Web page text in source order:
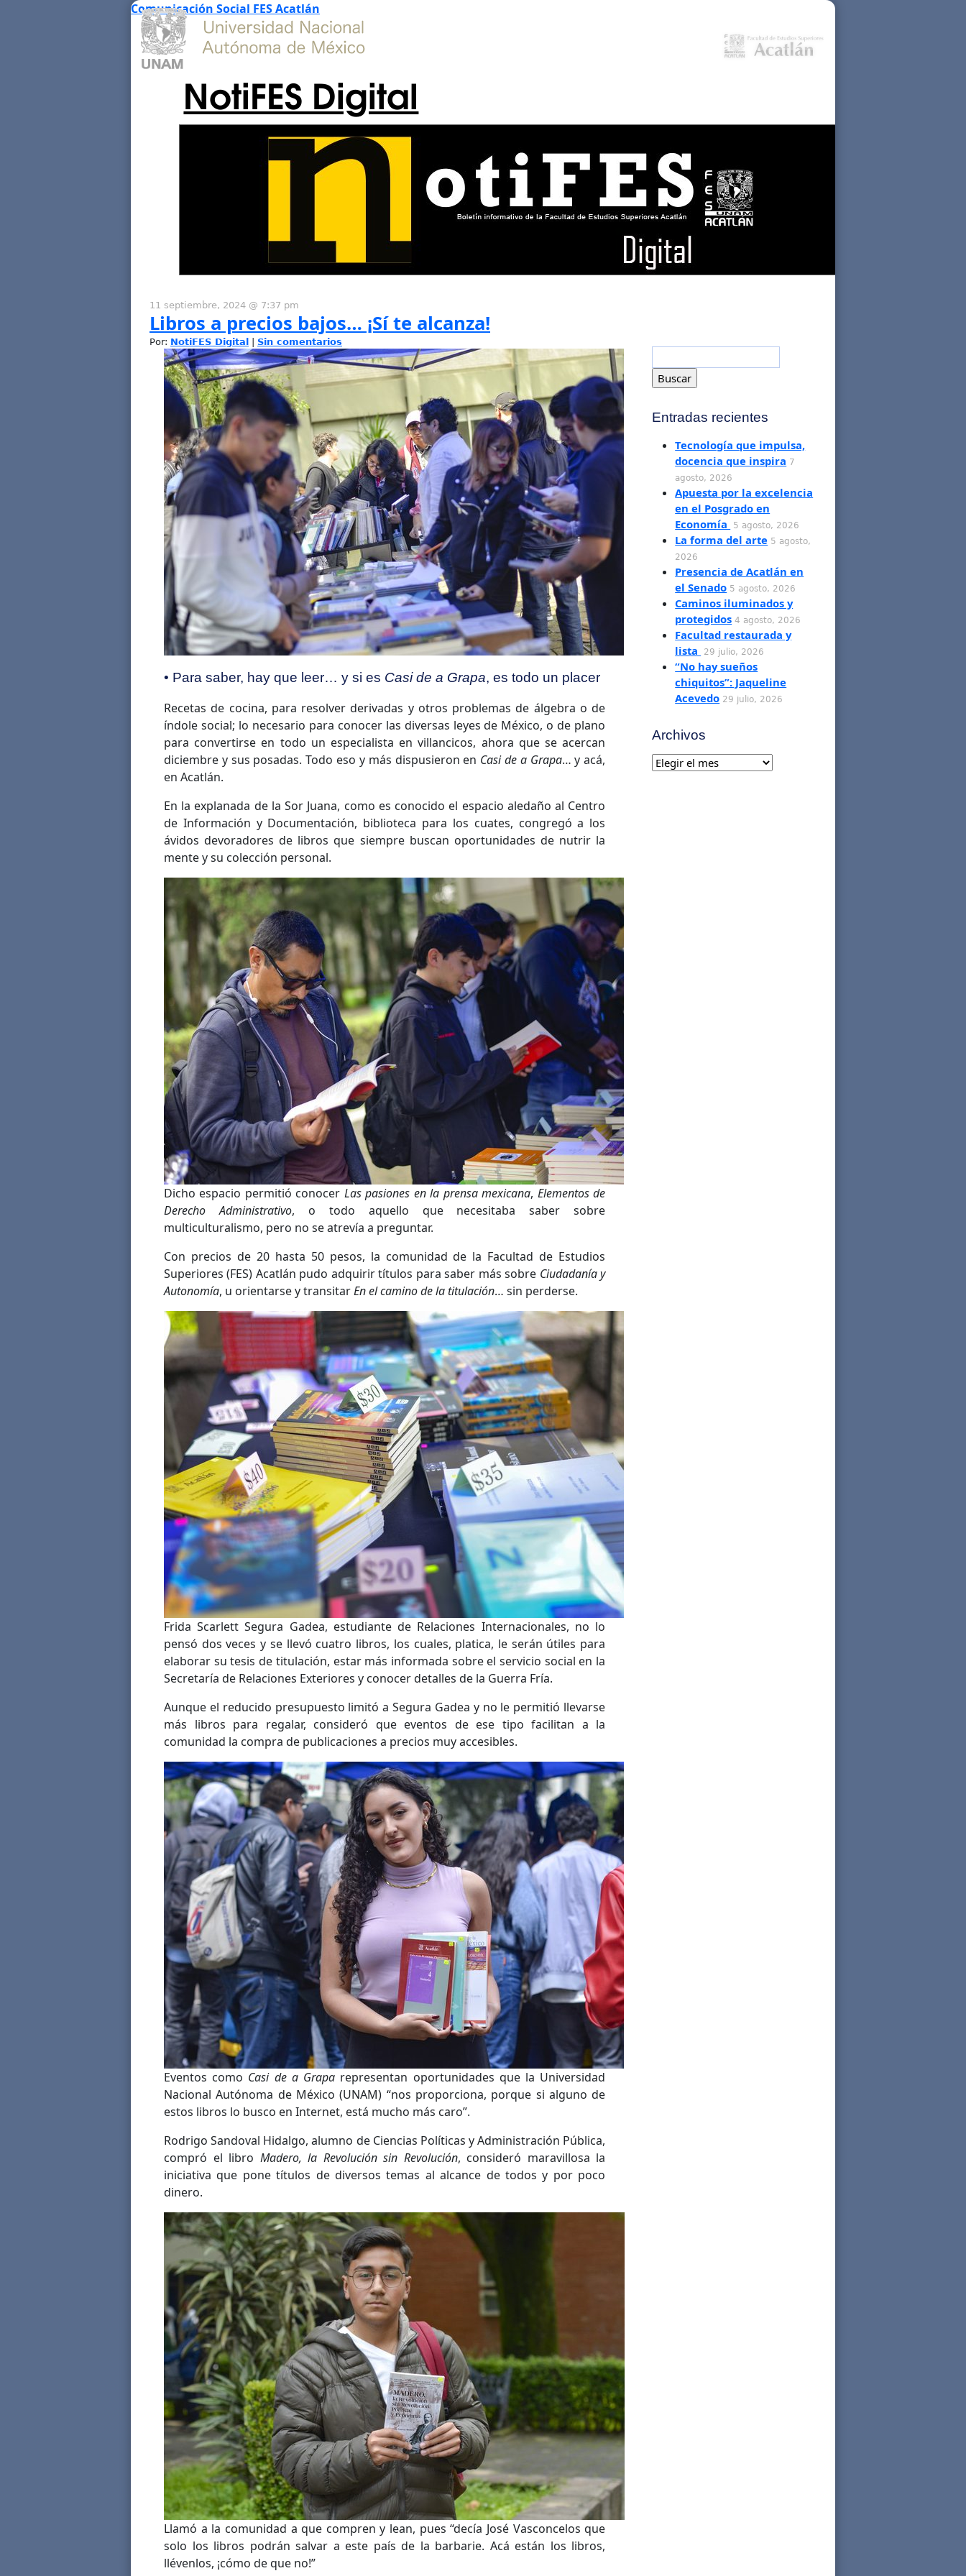
Comunicación Social FES Acatlán
NotiFES Digital
11 septiembre, 2024 @ 7:37 pm
Libros a precios bajos… ¡Sí te alcanza!
Por: NotiFES Digital Sin comentarios
• Para saber, hay que leer… y si es Casi de a Grapa, es todo un placer
Recetas de cocina, para resolver derivadas y otros problemas de álgebra o de
índole social; lo necesario para conocer las diversas leyes de México, o de plano
para convertirse en todo un especialista en villancicos, ahora que se acercan
diciembre y sus posadas. Todo eso y más dispusieron en Casi de a Grapa… y acá,
en Acatlán.
En la explanada de la Sor Juana, como es conocido el espacio aledaño al Centro
de Información y Documentación, biblioteca para los cuates, congregó a los
ávidos devoradores de libros que siempre buscan oportunidades de nutrir la
mente y su colección personal.
Dicho espacio permitió conocer Las pasiones en la prensa mexicana, Elementos de
Derecho Administrativo, o todo aquello que necesitaba saber sobre
multiculturalismo, pero no se atrevía a preguntar.
Con precios de 20 hasta 50 pesos, la comunidad de la Facultad de Estudios
Superiores (FES) Acatlán pudo adquirir títulos para saber más sobre Ciudadanía y
Autonomía, u orientarse y transitarEn el camino de la titulación… sin perderse.
Frida Scarlett Segura Gadea, estudiante de Relaciones Internacionales, no lo
pensó dos veces y se llevó cuatro libros, los cuales, platica, le serán útiles para
elaborar su tesis de titulación, estar más informada sobre el servicio social en la
Secretaría de Relaciones Exteriores y conocer detalles de la Guerra Fría.
Aunque el reducido presupuesto limitó a Segura Gadea y no le permitió llevarse
más libros para regalar, consideró que eventos de ese tipo facilitan a la
comunidad la compra de publicaciones a precios muy accesibles.
Eventos como Casi de a Grapa representan oportunidades que la Universidad
Nacional Autónoma de México (UNAM) “nos proporciona, porque si alguno de
estos libros lo busco en Internet, está mucho más caro”.
Rodrigo Sandoval Hidalgo, alumno de Ciencias Políticas y Administración Pública,
compró el libro Madero, la Revolución sin Revolución, consideró maravillosa la
iniciativa que pone títulos de diversos temas al alcance de todos y por poco
dinero.
Llamó a la comunidad a que compren y lean, pues “decía José Vasconcelos que
solo los libros podrán salvar a este país de la barbarie. Acá están los libros,
llévenlos, ¡cómo de que no!”
Entradas recientes
Tecnología que impulsa,
docencia que inspira 7
agosto, 2026
Apuesta por la excelencia
en el Posgrado en
Economía
5 agosto, 2026
La forma del arte 5 agosto,
2026
Presencia de Acatlán en
el Senado 5 agosto, 2026
Caminos iluminados y
protegidos 4 agosto, 2026
Facultad restaurada y
lista
29 julio, 2026
“No hay sueños
chiquitos”: Jaqueline
Acevedo 29 julio, 2026
Archivos
Archivos